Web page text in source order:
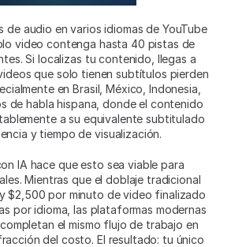
de audio en varios idiomas de YouTube
video contenga hasta 40 pistas de
Si localizas tu contenido, llegas a
que solo tienen subtítulos pierden
en Brasil, México, Indonesia,
de habla hispana, donde el contenido
a su equivalente subtitulado
y tiempo de visualización.
IA hace que esto sea viable para
Mientras que el doblaje tradicional
$2,500 por minuto de video finalizado
por idioma, las plataformas modernas
el mismo flujo de trabajo en
del costo. El resultado: tu único